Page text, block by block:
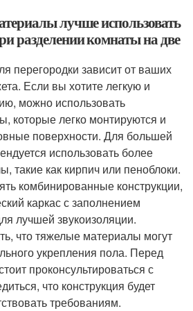
лучше использовать
разделении комнаты на две
перегородки зависит от ваших
Если вы хотите легкую и
можно использовать
которые легко монтируются и
поверхности. Для большей
использовать более
такие как кирпич или пеноблоки.
комбинированные конструкции,
каркас с заполнением
лучшей звукоизоляции.
что тяжелые материалы могут
укрепления пола. Перед
проконсультироваться с
что конструкция будет
требованиям.